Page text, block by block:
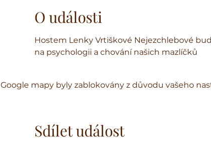
O události
Hostem Lenky Vrtiškové Nejezchlebové
na psychologii a chování našich mazlíčků
Google mapy byly zablokovány z důvodu vašeho
Sdílet událost